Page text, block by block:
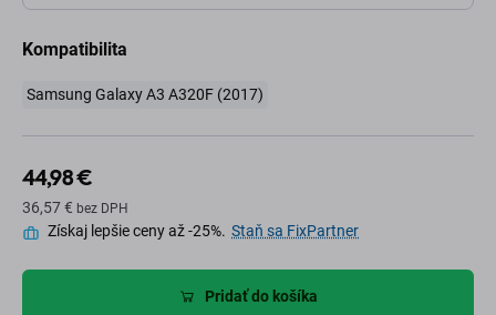
Kompatibilita
Samsung Galaxy A3 A320F (2017)
44,98 €
36,57 € bez DPH
Získaj lepšie ceny až -25%. Staň sa FixPartner
Pridať do košíka